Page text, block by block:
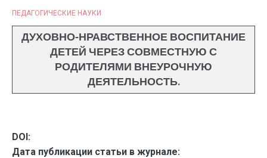
ПЕДАГОГИЧЕСКИЕ НАУКИ
ДУХОВНО-НРАВСТВЕННОЕ ВОСПИТАНИЕ
ДЕТЕЙ ЧЕРЕЗ СОВМЕСТНУЮ С
РОДИТЕЛЯМИ ВНЕУРОЧНУЮ
ДЕЯТЕЛЬНОСТЬ.
DOI:
Дата публикации статьи в журнале: